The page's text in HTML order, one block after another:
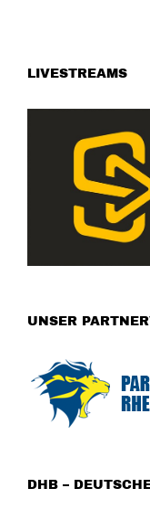
LIVESTREAMS
UNSER
DHB –